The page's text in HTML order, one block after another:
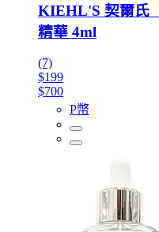
KIEHL'S 契爾氏
精華 4ml
(7)
$199
$700
P幣